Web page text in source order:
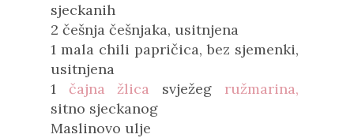
sjeckanih
2 češnja češnjaka, usitnjena
1 mala chili papričica, bez sjemenki,
usitnjena
1 čajna žlica svježeg ružmarina,
sitno sjeckanog
Maslinovo ulje